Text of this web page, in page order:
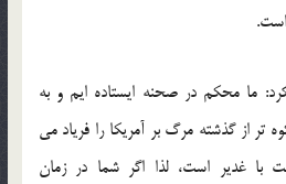
ما محکم در صحنه ایستاده ایم و به
از گذشته مرگ بر آمریکا را فریاد می
با غدیر است، لذا اگر شما در زمان